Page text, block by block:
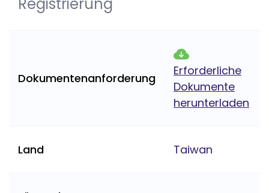
Registrierung
Dokumentenanforderung
Erforderliche
Dokumente
herunterladen
Land Taiwan